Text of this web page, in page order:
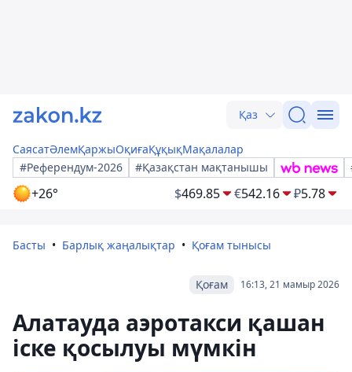
Қаз
СаясатӘлемҚаржыОқиғаҚұқықМақалалар
#Референдум-2026
#Қазақстан мақтанышы
+26° $469.85 €542.16 ₽5.78
Басты Барлық жаңалықтар Қоғам тынысы
16:13, 21 мамыр 2026
Қоғам
Алатауда аэротакси қашан
іске қосылуы мүмкін